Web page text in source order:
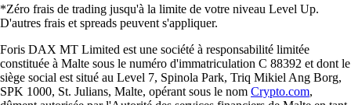
*Zéro frais de trading jusqu'à la limite de votre niveau Level Up.
D'autres frais et spreads peuvent s'appliquer.
Foris DAX MT Limited est une société à responsabilité limitée
constituée à Malte sous le numéro d'immatriculation C 88392 et dont le
siège social est situé au Level 7, Spinola Park, Triq Mikiel Ang Borg,
SPK 1000, St. Julians, Malte, opérant sous le nom Crypto.com,